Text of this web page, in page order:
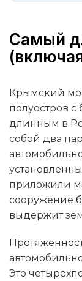
Самый
Крымский
полуостров
длинным в
собой два
приложили
сооружение
выдержит
Это